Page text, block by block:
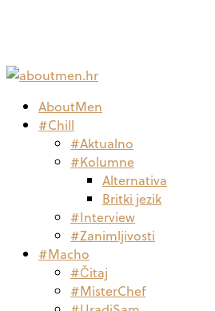
AboutMen
#Chill
#Aktualno
#Kolumne
Alternativa
Britki jezik
#Interview
#Zanimljivosti
#Macho
#Čitaj
#MisterChef